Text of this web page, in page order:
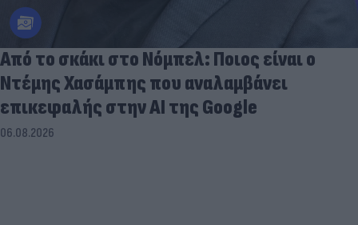
Από το σκάκι στο Νόμπελ: Ποιος είναι ο
Ντέμης Χασάμπης που αναλαμβάνει
επικεφαλής στην ΑΙ της Google
06.08.2026